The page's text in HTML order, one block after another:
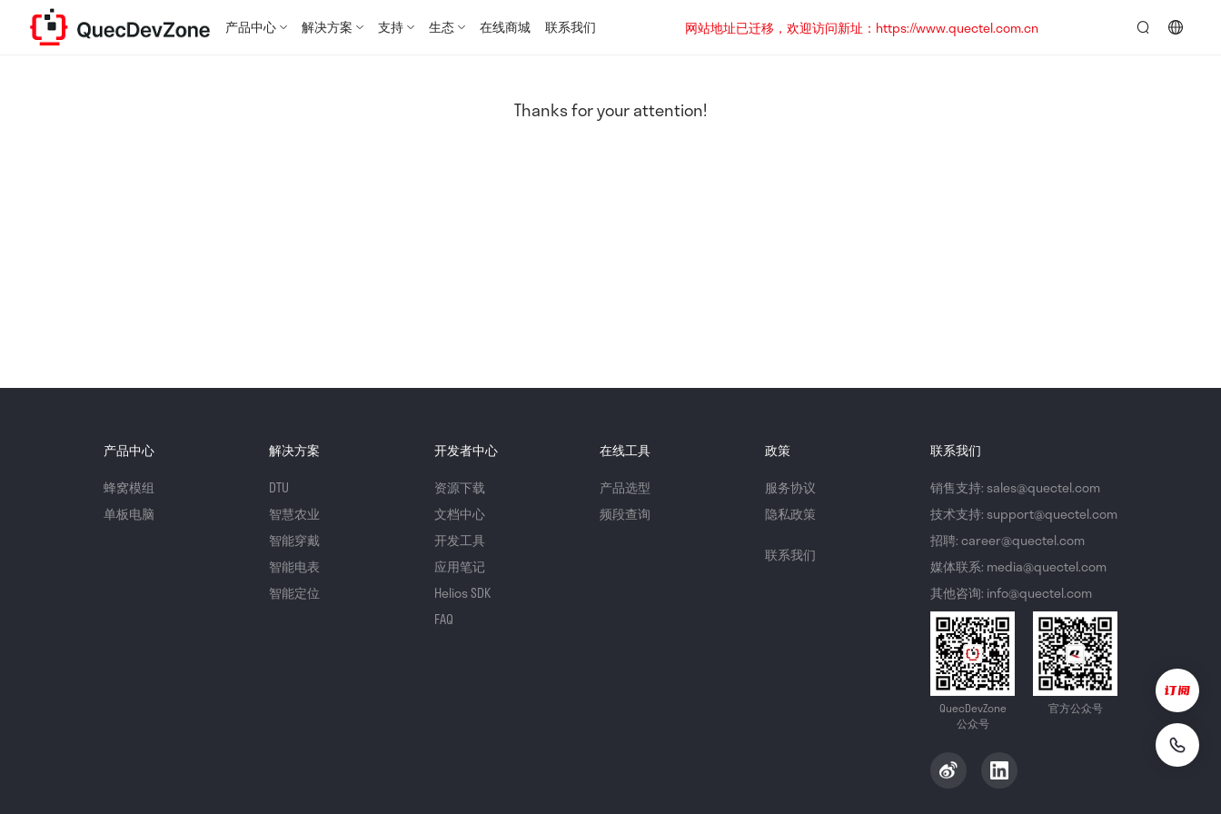
产品中心 解决方案 支持 生态 在线商城 联系我们
网站地址已迁移，欢迎访问新址：https://www.quectel.com.cn
Thanks for your attention!
产品中心
蜂窝模组
单板电脑
解决方案
DTU
智慧农业
智能穿戴
智能电表
智能定位
开发者中心
资源下载
文档中心
开发工具
应用笔记
Helios SDK
FAQ
在线工具
产品选型
频段查询
政策
服务协议
隐私政策
联系我们
联系我们
销售支持: sales@quectel.com
技术支持: support@quectel.com
招聘: career@quectel.com
媒体联系: media@quectel.com
其他咨询: info@quectel.com
QuecDevZone
公众号
官方公众号